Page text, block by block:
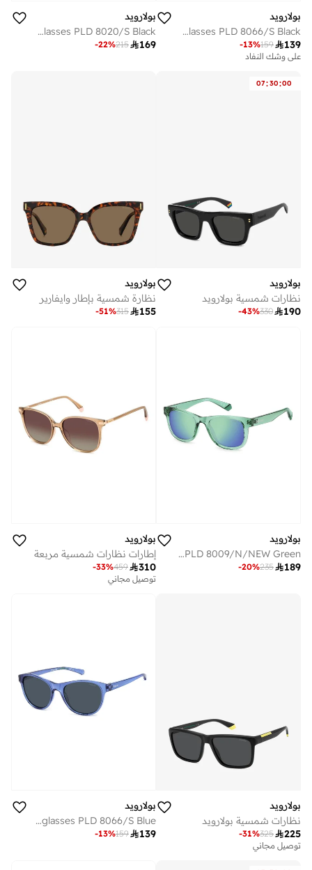
بولارويد
POLAROID KIDS Sunglasses PLD 8066/S Black
139
159
-13%
على وشك النفاد
بولارويد
POLAROID KIDS Sunglasses PLD 8020/S Black
169
215
-22%
07:30:00
بولارويد
نظارات شمسية بولارويد
190
330
-43%
بولارويد
نظارة شمسية بإطار وايفارير
155
315
-51%
بولارويد
POLAROID KIDS Sunglasses PLD 8009/N/NEW Green
189
235
-20%
بولارويد
إطارات نظارات شمسية مربعة
310
459
-33%
توصيل مجاني
بولارويد
نظارات شمسية بولارويد
225
325
-31%
توصيل مجاني
بولارويد
POLAROID KIDS Sunglasses PLD 8066/S Blue
139
159
-13%